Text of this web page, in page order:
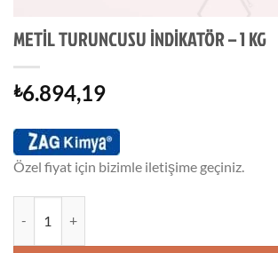
METİL TURUNCUSU İNDİKATÖR – 1 KG
₺6.894,19
Özel fiyat için bizimle iletişime geçiniz.